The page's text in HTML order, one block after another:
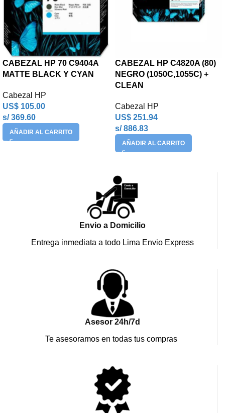
CABEZAL HP 70 C9404A
MATTE BLACK Y CYAN
Cabezal HP
US$ 105.00
s/ 369.60
AÑADIR AL CARRITO
CABEZAL HP C4820A (80)
NEGRO (1050C,1055C) +
CLEAN
Cabezal HP
US$ 251.94
s/ 886.83
AÑADIR AL CARRITO
Envio a Domicilio
Entrega inmediata a todo Lima Envio Express
Asesor 24h/7d
Te asesoramos en todas tus compras